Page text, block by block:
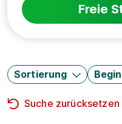
Freie
Sortierung
Suche zurücksetzen